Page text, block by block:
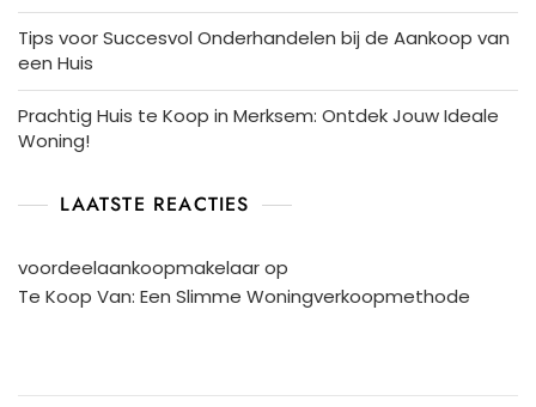
Tips voor Succesvol Onderhandelen bij de Aankoop van
een Huis
Prachtig Huis te Koop in Merksem: Ontdek Jouw Ideale
Woning!
LAATSTE REACTIES
voordeelaankoopmakelaarop
Te Koop Van: Een Slimme Woningverkoopmethode